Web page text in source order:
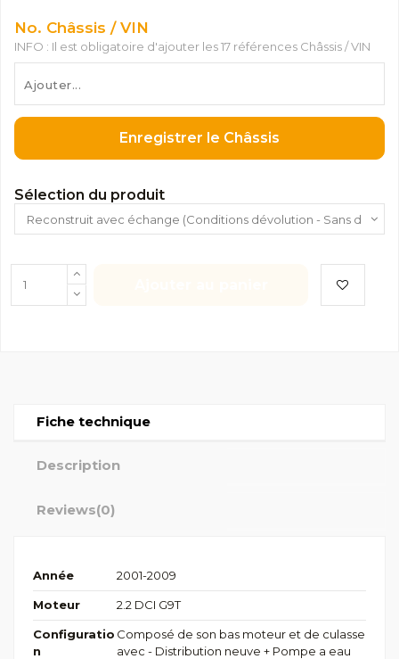
No. Châssis / VIN
INFO : Il est obligatoire d'ajouter les 17 références Châssis / VIN
Enregistrer le Châssis
Sélection du produit
Fiche technique
Description
Reviews(0)
Année 2001-2009
Moteur 2.2 DCI G9T
Configuratio
n
Composé de son bas moteur et de culasse
avec - Distribution neuve + Pompe a eau